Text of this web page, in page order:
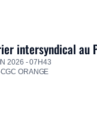
intersyndical au
2026 - 07H43
ORANGE